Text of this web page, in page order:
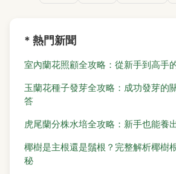
* 熱門新聞
室內蘭花照顧全攻略：從新手到高手
玉蘭花種子發芽全攻略：成功發芽的
答
虎尾蘭分株水培全攻略：新手也能養
椰樹是主根還是鬚根？完整解析椰樹
秘